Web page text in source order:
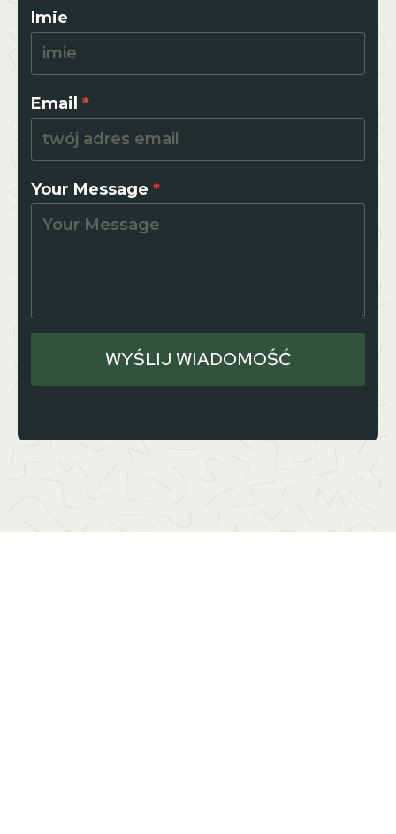
Imie
Email *
Your Message *
WYŚLIJ WIADOMOŚĆ